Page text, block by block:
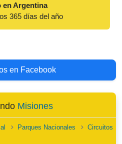
en Argentina
365 días del año
en Facebook
Misiones
Parques Nacionales
Circuitos